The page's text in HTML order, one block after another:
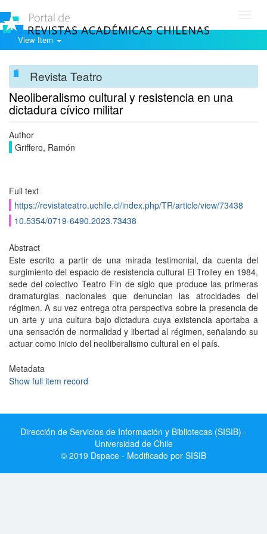
View Item
Revista Teatro
Neoliberalismo cultural y resistencia en una
dictadura cívico militar
Author
Griffero, Ramón
Full text
https://revistateatro.uchile.cl/index.php/TR/article/view/73438
10.5354/0719-6490.2023.73438
Abstract
Este escrito a partir de una mirada testimonial, da cuenta del
surgimiento del espacio de resistencia cultural El Trolley en 1984,
sede del colectivo Teatro Fin de siglo que produce las primeras
dramaturgias nacionales que denuncian las atrocidades del
régimen. A su vez entrega otra perspectiva sobre la presencia de
un arte y una cultura bajo dictadura cuya existencia aportaba a
una sensación de normalidad y libertad al régimen, señalando su
actuar como inicio del neoliberalismo cultural en el país.
Metadata
Show full item record
Dirección de Servicios de Información y Bibliotecas (SISIB) -
Universidad de Chile
© 2019 Dspace - Modificado por SISIB